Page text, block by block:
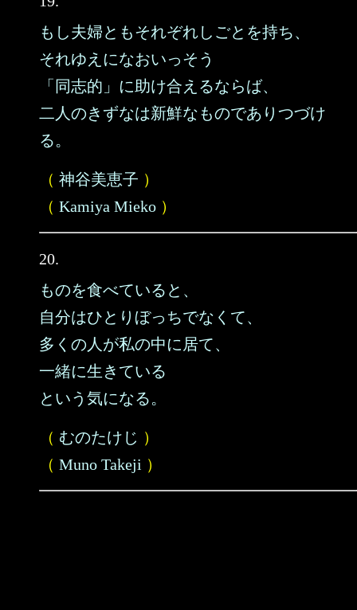
もし夫婦ともそれぞれしごとを持ち、
それゆえになおいっそう
「同志的」に助け合えるならば、
二人のきずなは新鮮なものでありつづけ
る。
（ 神谷美恵子 ）
（ Kamiya Mieko ）
20.
ものを食べていると、
自分はひとりぼっちでなくて、
多くの人が私の中に居て、
一緒に生きている
という気になる。
（ むのたけじ ）
（ Muno Takeji ）